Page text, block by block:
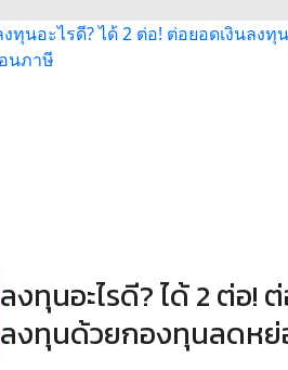
ลงทุนอะไรดี? ได้ 2 ต่อ!
ลงทุนด้วยกองทุนลดห